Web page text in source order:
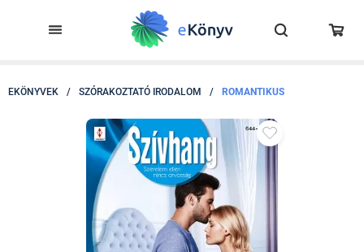
EKÖNYVEK / SZÓRAKOZTATÓ IRODALOM / ROMANTIKUS